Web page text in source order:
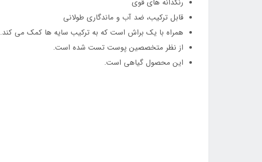
رنگدانه های قوی
قابل ترکیب، ضد آب و ماندگاری طولانی
همراه با یک براش است که به ترکیب سایه ها کمک می کند.
از نظر متخصصین پوست تست شده است.
این محصول گیاهی است.